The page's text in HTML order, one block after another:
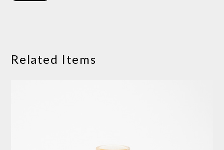
Related Items